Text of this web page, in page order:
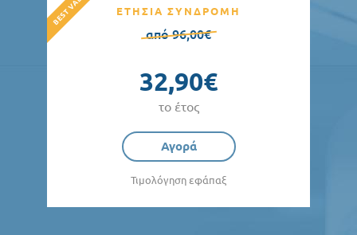
ΕΤΗΣΙΑ ΣΥΝΔΡΟΜΗ
από 96,00€
32,90€
το έτος
Αγορά
Τιμολόγηση εφάπαξ